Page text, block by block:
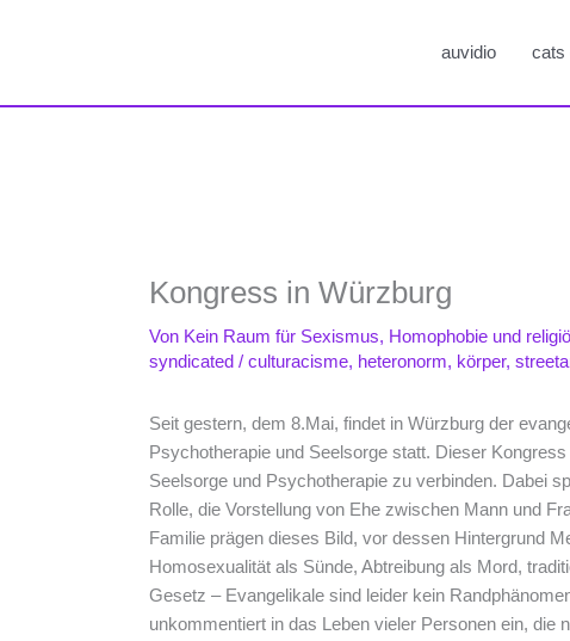
auvidio cats
Kongress in Würzburg
Von Kein Raum für Sexismus, Homophobie und
syndicated /culturacisme, heteronorm, körper,
Seit gestern, dem 8.Mai, findet in Würzburg der
Psychotherapie und Seelsorge statt. Dieser
Seelsorge und Psychotherapie zu verbinden. Dabei
Rolle, die Vorstellung von Ehe zwischen Mann und
Familie prägen dieses Bild, vor dessen Hintergrund
Homosexualität als Sünde, Abtreibung als Mord,
Gesetz – Evangelikale sind leider kein
unkommentiert in das Leben vieler Personen ein, die